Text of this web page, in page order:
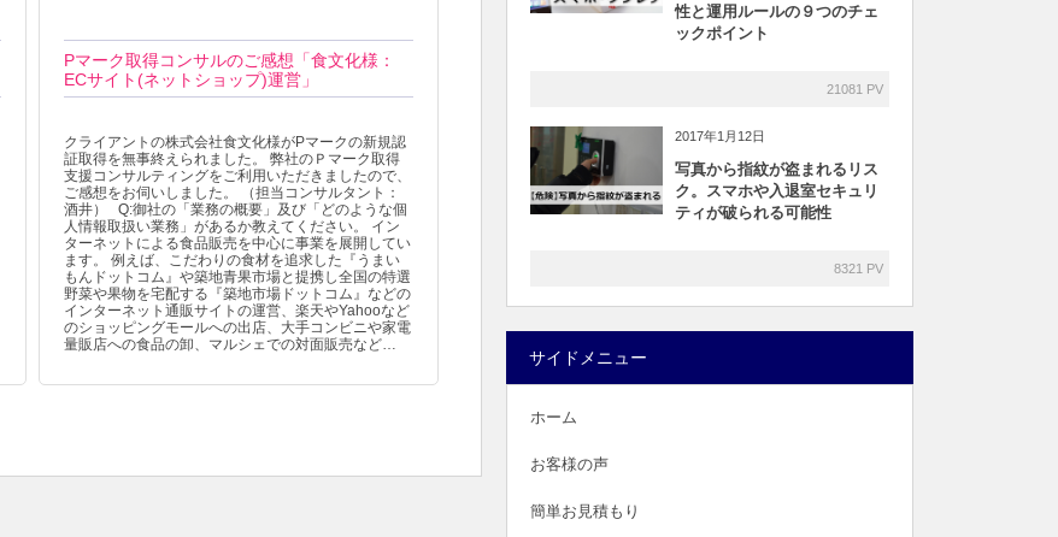
Pマーク取得コンサルのご感想「食文化様：
ECサイト(ネットショップ)運営」
クライアントの株式会社食文化様がPマークの新規認
証取得を無事終えられました。 弊社のＰマーク取得
支援コンサルティングをご利用いただきましたので、
ご感想をお伺いしました。 （担当コンサルタント：
酒井） Q:御社の「業務の概要」及び「どのような個
人情報取扱い業務」があるか教えてください。 イン
ターネットによる食品販売を中心に事業を展開してい
ます。 例えば、こだわりの食材を追求した『うまい
もんドットコム』や築地青果市場と提携し全国の特選
野菜や果物を宅配する『築地市場ドットコム』などの
インターネット通販サイトの運営、楽天やYahooなど
のショッピングモールへの出店、大手コンビニや家電
量販店への食品の卸、マルシェでの対面販売など…
性と運用ルールの９つのチェ
ックポイント
21081 PV
2017年1月12日
写真から指紋が盗まれるリス
ク。スマホや入退室セキュリ
ティが破られる可能性
8321 PV
サイドメニュー
ホーム
お客様の声
簡単お見積もり